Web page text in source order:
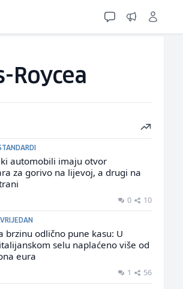
Roycea
automobili imaju otvor
za gorivo na lijevoj, a drugi na
0 10
brzinu odlično pune kasu: U
selu naplaćeno više od
eura
1 56